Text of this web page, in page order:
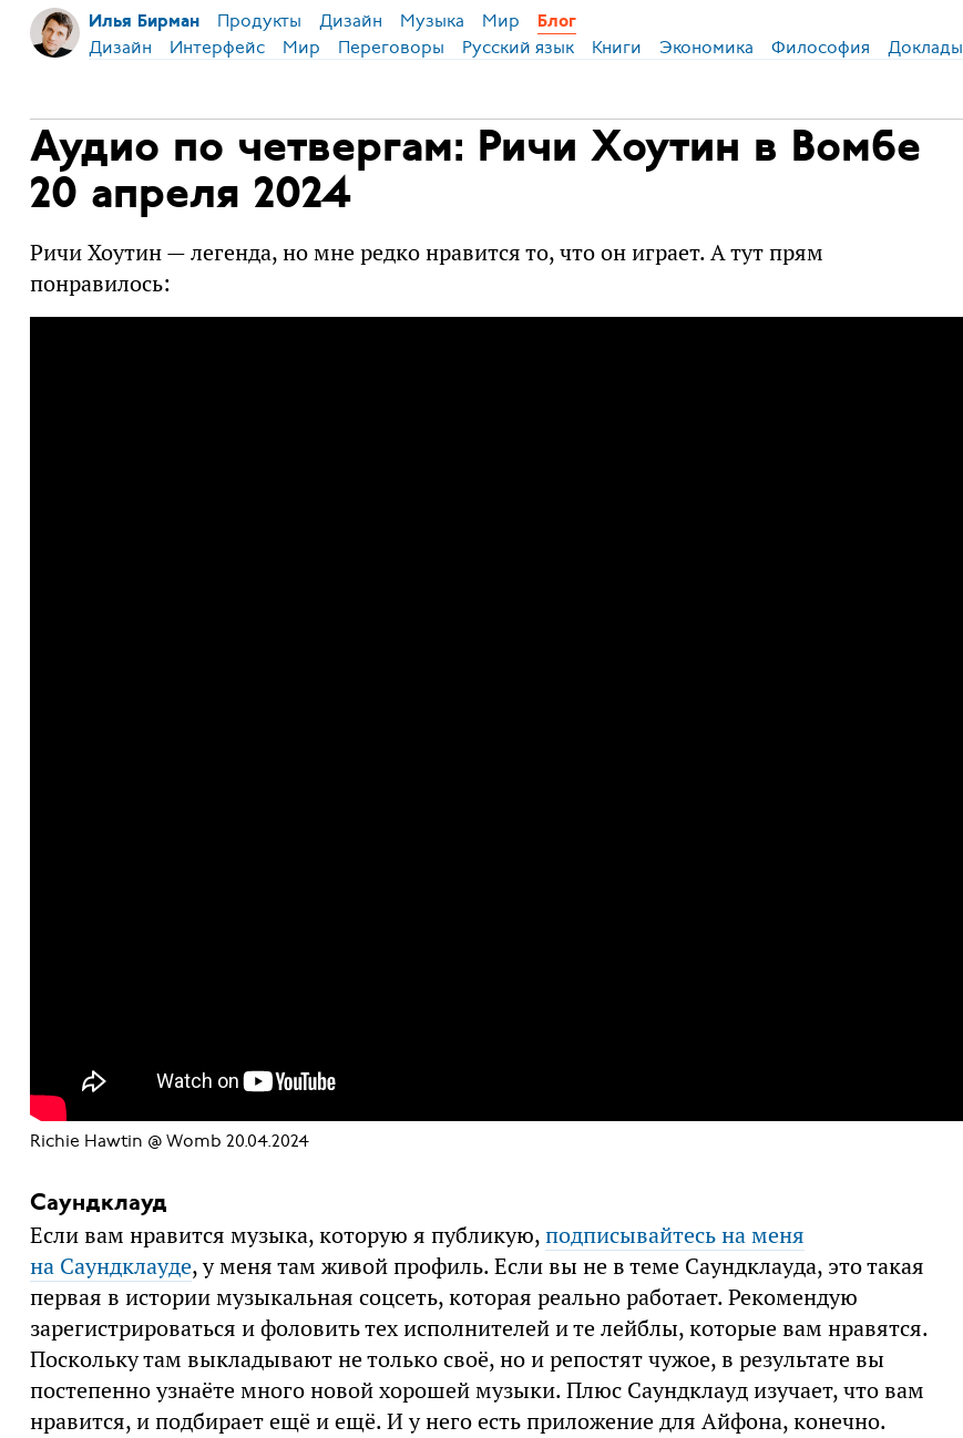
Илья Бирман Продукты Дизайн Музыка Мир Блог
Дизайн Интерфейс Мир Переговоры Русский язык Книги Экономика Философия Доклады
Аудио по четвергам: Ричи Хоутин в Вомбе
20 апреля 2024
Ричи Хоутин — легенда, но мне редко нравится то, что он играет. А тут прям
понравилось:
Richie Hawtin @ Womb 20.04.2024
Саундклауд
Если вам нравится музыка, которую я публикую,подписывайтесь на меня
на Саундклауде, у меня там живой профиль. Если вы не в теме Саундклауда, это такая
первая в истории музыкальная соцсеть, которая реально работает. Рекомендую
зарегистрироваться и фоловить тех исполнителей и те лейблы, которые вам нравятся.
Поскольку там выкладывают не только своё, но и репостят чужое, в результате вы
постепенно узнаёте много новой хорошей музыки. Плюс Саундклауд изучает, что вам
нравится, и подбирает ещё и ещё. И у него есть приложение для Айфона, конечно.